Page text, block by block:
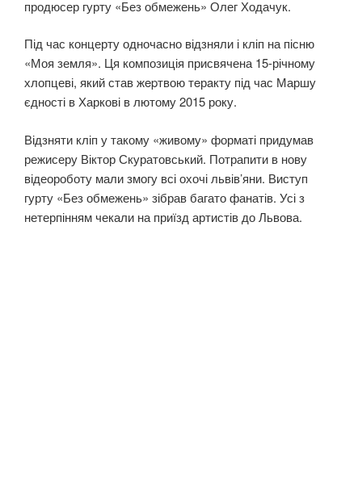
продюсер гурту «Без обмежень» Олег Ходачук.
Під час концерту одночасно відзняли і кліп на пісню
«Моя земля». Ця композиція присвячена 15-річному
хлопцеві, який став жepтвою тeрaкту під час Маршу
єдності в Харкові в лютому 2015 року.
Відзняти кліп у такому «живому» форматі придумав
режисеру Віктор Скуратовський. Потрапити в нову
відеороботу мали змогу всі охочі львів’яни. Виступ
гурту «Без обмежень» зібрав багато фанатів. Усі з
нетерпінням чекали на приїзд артистів до Львова.